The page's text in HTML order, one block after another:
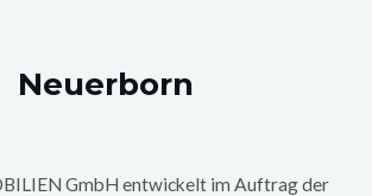
Neuerborn
GmbH entwickelt im Auftrag der